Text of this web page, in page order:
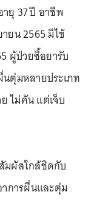
ยุ 37 ปี อาชีพ
ยน 2565 มีไข้
ผู้ป่วยซื้อยารับ
ตุ่มหลายประเภท
ไม่คัน แต่เจ็บ
มผัสใกล้ชิดกับ
การผื่นและตุ่ม